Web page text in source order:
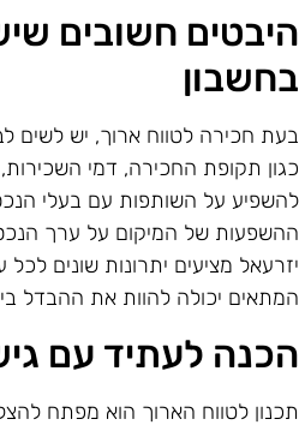
חשובים
חכירה לטווח ארוך, יש לשים
תקופת החכירה, דמי השכירות,
על השותפות עם בעלי
של המיקום על ערך
מציעים יתרונות שונים
יכולה להוות את ההבדל
לעתיד עם
לטווח הארוך הוא מפתח